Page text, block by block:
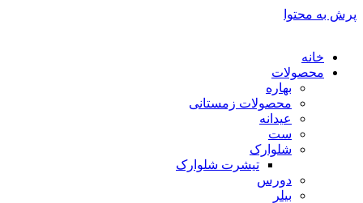
پرش به محتوا
خانه
محصولات
بهاره
محصولات زمستانی
عیدانه
ست
شلوارک
تیشرت شلوارک
دورس
بیلر